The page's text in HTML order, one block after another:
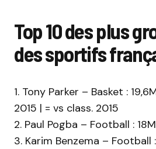
Top 10 des plus
des sportifs
1. Tony Parker – Basket :
2015 | = vs class. 2015
2. Paul Pogba – Football :
3. Karim Benzema – Football